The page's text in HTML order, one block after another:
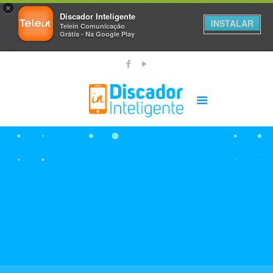
×
Discador Inteligente
Telein Comunicação
Grátis - Na Google Play
INSTALAR